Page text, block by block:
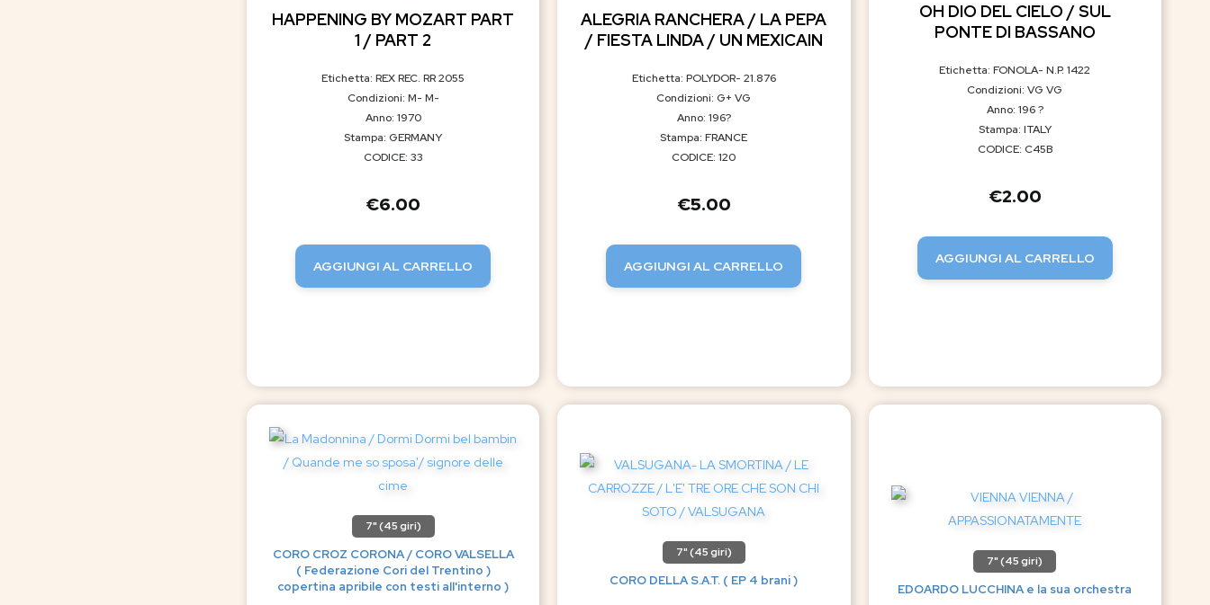
HAPPENING BY MOZART PART
1 / PART 2
Etichetta: REX REC. RR 2055
Condizioni: M- M-
Anno: 1970
Stampa: GERMANY
CODICE: 33
€6.00
AGGIUNGI AL CARRELLO
ALEGRIA RANCHERA / LA PEPA
/ FIESTA LINDA / UN MEXICAIN
Etichetta: POLYDOR- 21.876
Condizioni: G+ VG
Anno: 196?
Stampa: FRANCE
CODICE: 120
€5.00
AGGIUNGI AL CARRELLO
OH DIO DEL CIELO / SUL
PONTE DI BASSANO
Etichetta: FONOLA- N.P. 1422
Condizioni: VG VG
Anno: 196 ?
Stampa: ITALY
CODICE: C45B
€2.00
AGGIUNGI AL CARRELLO
7" (45 giri)
CORO CROZ CORONA / CORO VALSELLA
( Federazione Cori del Trentino )
copertina apribile con testi all'interno )
7" (45 giri)
CORO DELLA S.A.T. ( EP 4 brani )
7" (45 giri)
EDOARDO LUCCHINA e la sua orchestra